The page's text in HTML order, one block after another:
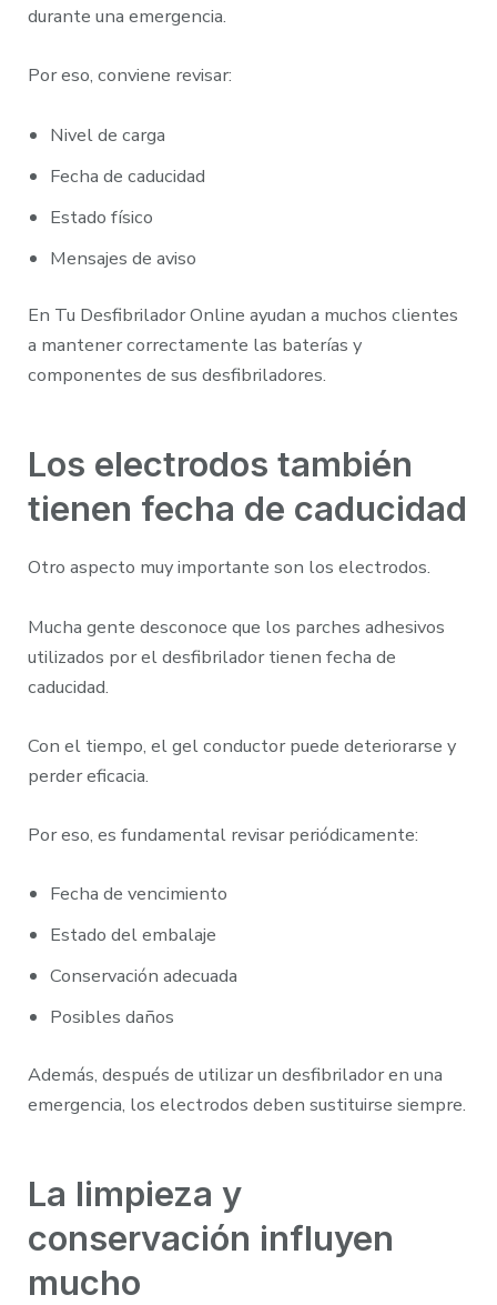
durante una emergencia.
Por eso, conviene revisar:
Nivel de carga
Fecha de caducidad
Estado físico
Mensajes de aviso
En Tu Desfibrilador Online ayudan a muchos clientes
a mantener correctamente las baterías y
componentes de sus desfibriladores.
Los electrodos también
tienen fecha de caducidad
Otro aspecto muy importante son los electrodos.
Mucha gente desconoce que los parches adhesivos
utilizados por el desfibrilador tienen fecha de
caducidad.
Con el tiempo, el gel conductor puede deteriorarse y
perder eficacia.
Por eso, es fundamental revisar periódicamente:
Fecha de vencimiento
Estado del embalaje
Conservación adecuada
Posibles daños
Además, después de utilizar un desfibrilador en una
emergencia, los electrodos deben sustituirse siempre.
La limpieza y
conservación influyen
mucho